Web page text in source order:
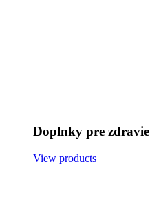
Doplnky pre zdravie
View products